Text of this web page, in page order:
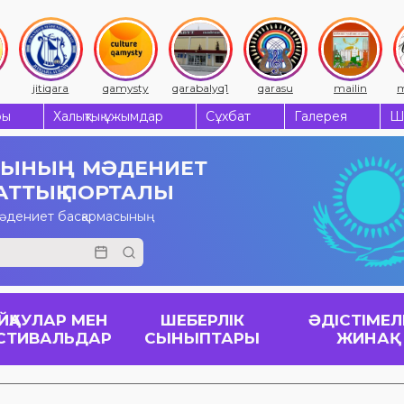
jitiqara qamysty qarabalyq1 qarasu mailin
Халықтық ұжымдар Сұхбат Галерея
МӘДЕНИЕТ
ПОРТАЛЫ
басқармасының
МЕН
ШЕБЕРЛІК
СЫНЫПТАРЫ
ЖИНАҚ